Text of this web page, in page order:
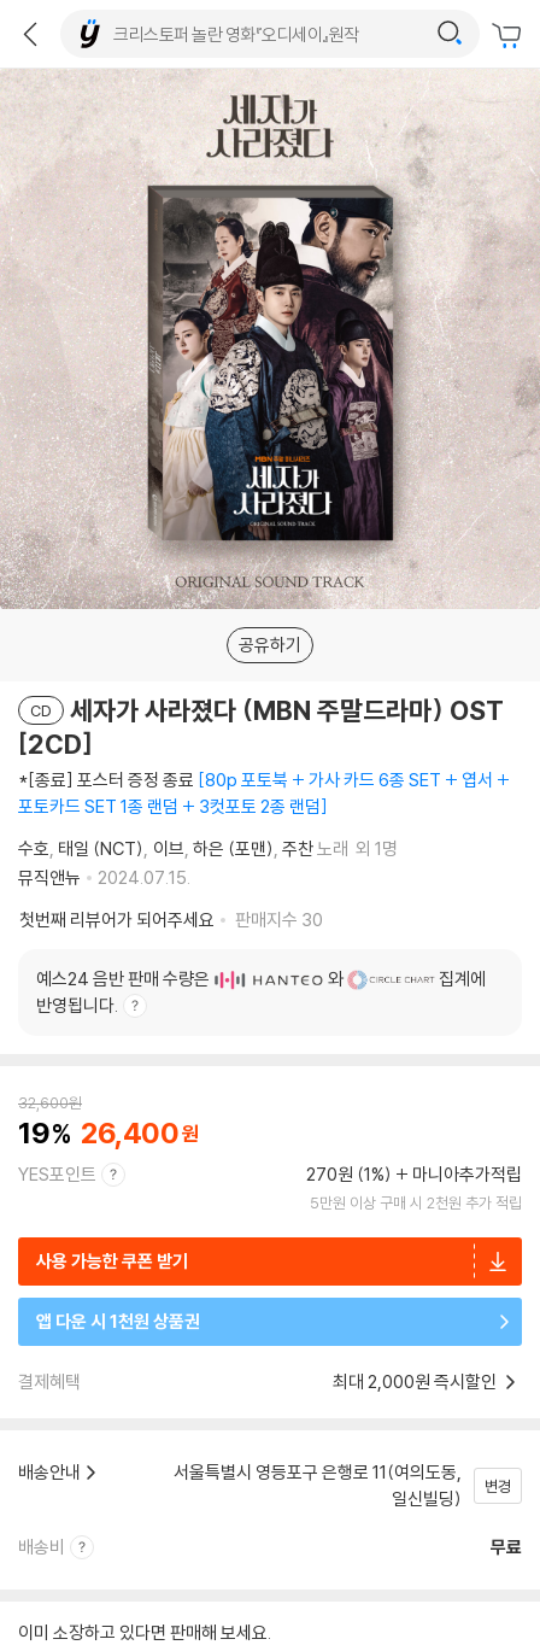
공유하기
CD
세자가 사라졌다 (MBN 주말드라마) OST
[2CD]
*[종료] 포스터 증정 종료 80p 포토북 + 가사 카드 6종 SET + 엽서 +
포토카드 SET 1종 랜덤 + 3컷포토 2종 랜덤
수호 태일 (NCT) 이브 하은 (포맨) 주찬노래 외 1명
뮤직앤뉴
2024.07.15.
첫번째 리뷰어가 되어주세요
판매지수 30
예스24 음반 판매 수량은 와
집계에
반영됩니다.
32,600원
19 26,400
YES포인트 270원 (1%) 마니아추가적립
5만원 이상 구매 시 2천원 추가 적립
사용 가능한 쿠폰 받기
앱 다운 시 1천원 상품권
결제혜택 최대 2,000원 즉시할인
배송안내
서울특별시 영등포구 은행로 11(여의도동,
일신빌딩)
변경
배송비 무료
이미 소장하고 있다면 판매해 보세요.